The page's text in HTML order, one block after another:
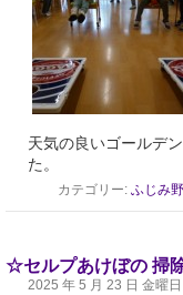
天気の良いゴールデ
た。
カテゴリー:ふじみ野
☆セルプあけぼの 掃
2025 年 5 月 23 日 金曜日